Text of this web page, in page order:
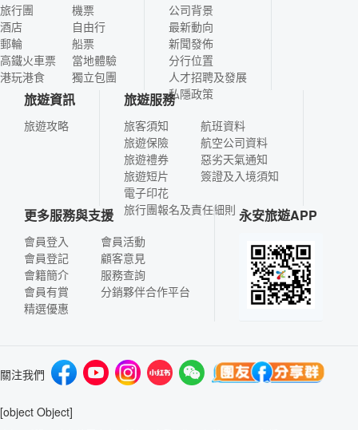
旅行團
酒店
郵輪
高鐵火車票
港玩港食
機票
自由行
船票
當地體驗
獨立包團
公司背景
最新動向
新聞發佈
分行位置
人才招聘及發展
私隱政策
旅遊資訊
旅遊攻略
旅遊服務
旅客須知
旅遊保險
旅遊禮券
旅遊短片
電子印花
航班資料
航空公司資料
惡劣天氣通知
簽證及入境須知
旅行團報名及責任細則
更多服務與支援
會員登入
會員登記
會籍簡介
會員有賞
精選優惠
會員活動
顧客意見
服務查詢
分銷夥伴合作平台
永安旅遊APP
關注我們
[object Object]